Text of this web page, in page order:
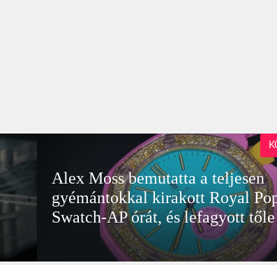
Alex Moss bemutatta a teljesen
gyémántokkal kirakott Royal
Swatch-AP órát, és lefagyott